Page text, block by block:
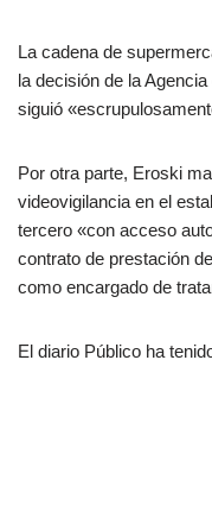
La cadena de
la decisión de la
siguió
Por otra parte, Eroski
videovigilancia en el
tercero «con acceso
contrato de prestación
como encargado de
El diario Público ha